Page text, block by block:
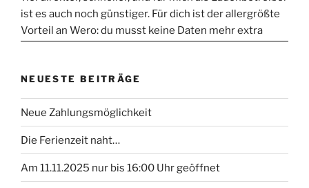
NEUESTE BEITRÄGE
Neue Zahlungsmöglichkeit
Die Ferienzeit naht…
Am 11.11.2025 nur bis 16:00 Uhr geöffnet